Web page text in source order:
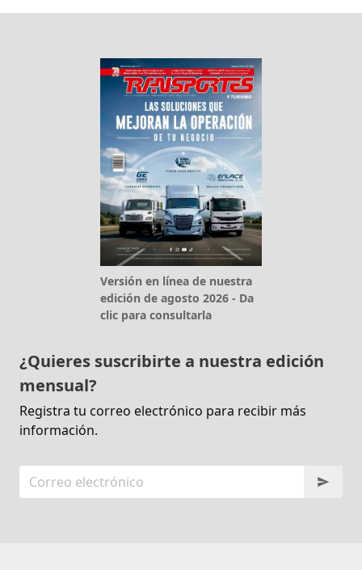
Versión en línea de nuestra
edición de agosto 2026 - Da
clic para consultarla
¿Quieres suscribirte a nuestra edición
mensual?
Registra tu correo electrónico para recibir más
información.